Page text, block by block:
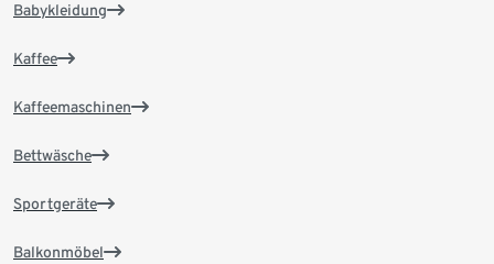
Babykleidung
Kaffee
Kaffeemaschinen
Bettwäsche
Sportgeräte
Balkonmöbel